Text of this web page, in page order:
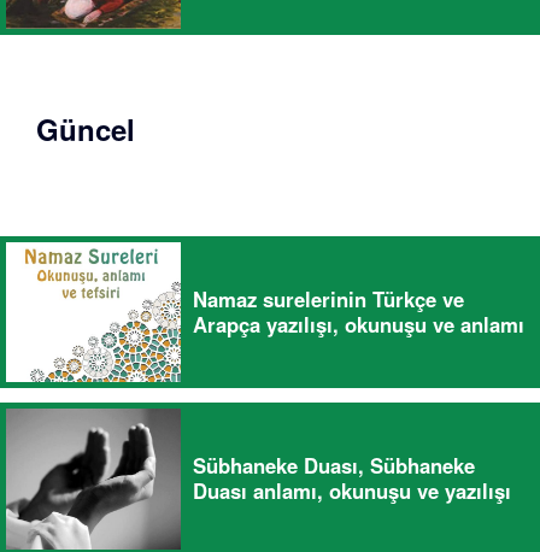
Güncel
Namaz surelerinin Türkçe ve
Arapça yazılışı, okunuşu ve anlamı
Sübhaneke Duası, Sübhaneke
Duası anlamı, okunuşu ve yazılışı